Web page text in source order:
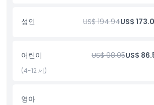
퀘테레 투어는 편안한 버스 타고 피렌체로 돌아
다. 이 피렌체에서 친퀘테레까지의 여행은 모험
하이라이트
성인 US$ 194.94US$
어린이 US$ 98.05US$
(4-12 세)
영아